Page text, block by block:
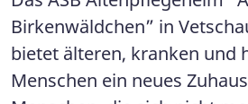
Birkenwäldchen” in
bietet älteren, kranken und
Menschen ein neues